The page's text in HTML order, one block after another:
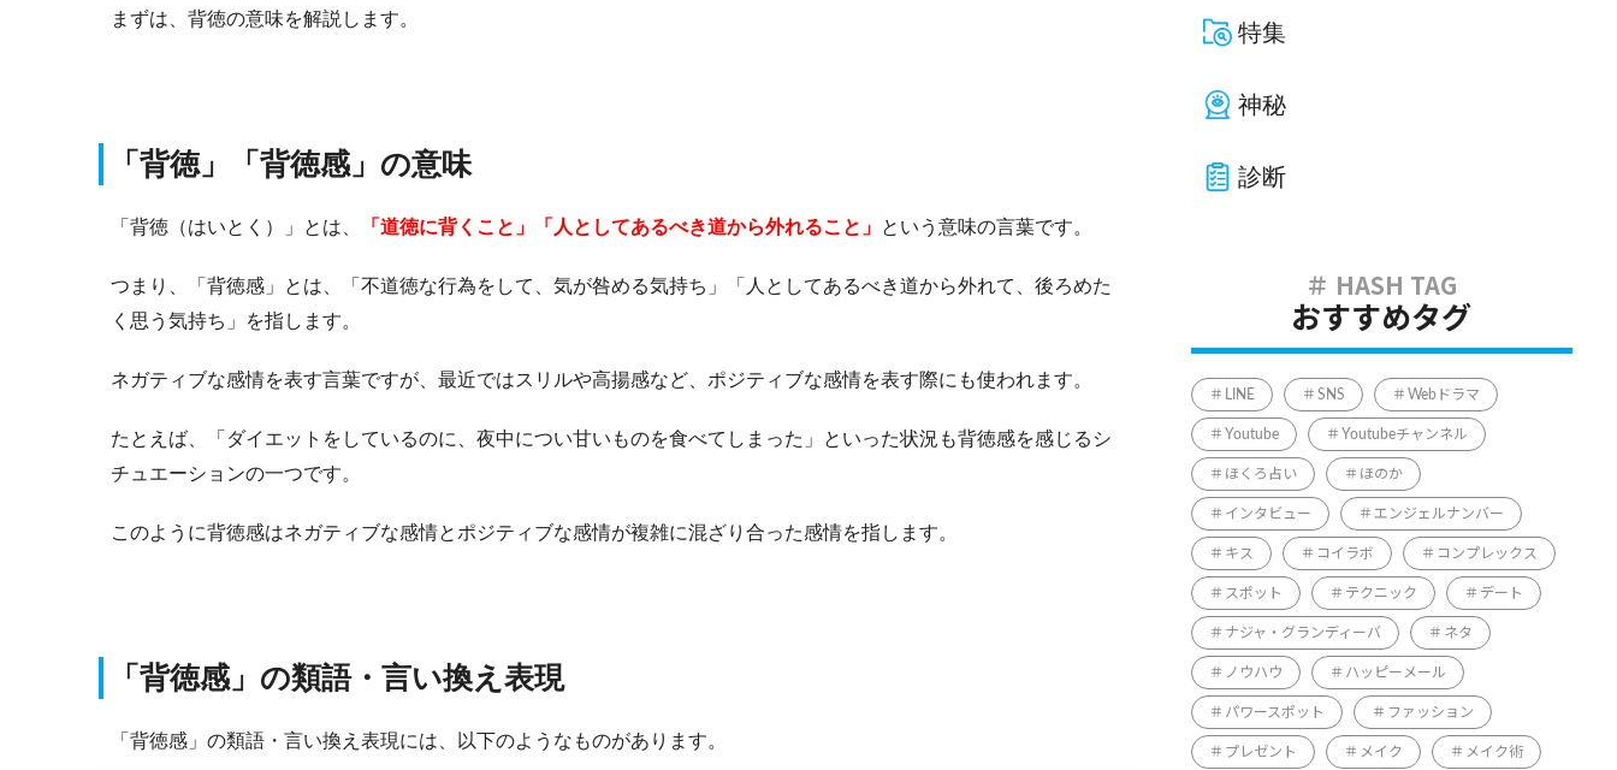
まずは、背徳の意味を解説します。
「背徳」「背徳感」の意味
「背徳（はいとく）」とは、 「道徳に背くこと」「人としてあるべき道から外れること」 という意味の言葉です。
つまり、「背徳感」とは、「不道徳な行為をして、気が咎める気持ち」「人としてあるべき道から外れて、後ろめた
く思う気持ち」を指します。
ネガティブな感情を表す言葉ですが、最近ではスリルや高揚感など、ポジティブな感情を表す際にも使われます。
たとえば、「ダイエットをしているのに、夜中につい甘いものを食べてしまった」といった状況も背徳感を感じるシ
チュエーションの一つです。
このように背徳感はネガティブな感情とポジティブな感情が複雑に混ざり合った感情を指します。
「背徳感」の類語・言い換え表現
「背徳感」の類語・言い換え表現には、以下のようなものがあります。
特集
神秘
診断
おすすめタグ
LINE SNS Webドラマ
Youtube Youtubeチャンネル
ほくろ占い ほのか
インタビュー エンジェルナンバー
キス コイラボ コンプレックス
スポット テクニック デート
ナジャ・グランディーバ ネタ
ノウハウ ハッピーメール
パワースポット ファッション
プレゼント メイク メイク術